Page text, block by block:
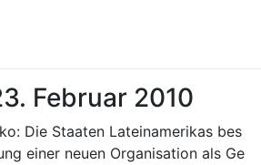
Februar 2010
Die Staaten Lateinamerikas bes
einer neuen Organisation als Ge